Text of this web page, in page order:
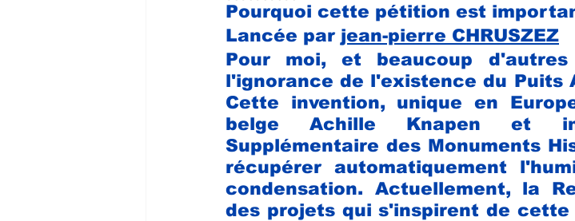
Pourquoi cette pétition est
Lancée par jean-pierre CHRUSZEZ
Pour moi, et beaucoup
l'ignorance de l'existence du Puits
Cette invention, unique en
belge Achille Knapen et
Supplémentaire des Monuments
récupérer automatiquement
condensation. Actuellement, la
des projets qui s'inspirent de